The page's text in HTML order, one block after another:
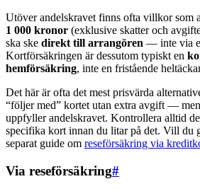
Utöver andelskravet finns ofta villkor som
1 000 kronor (exklusive skatter och
ska ske direkt till arrangören — inte via
Kortförsäkringen är dessutom typiskt en
hemförsäkring, inte en fristående
Det här är ofta det mest prisvärda
“följer med” kortet utan extra avgift —
uppfyller andelskravet. Kontrollera alltid
specifika kort innan du litar på det. Vill du
separat guide om reseförsäkring via
Via reseförsäkring#